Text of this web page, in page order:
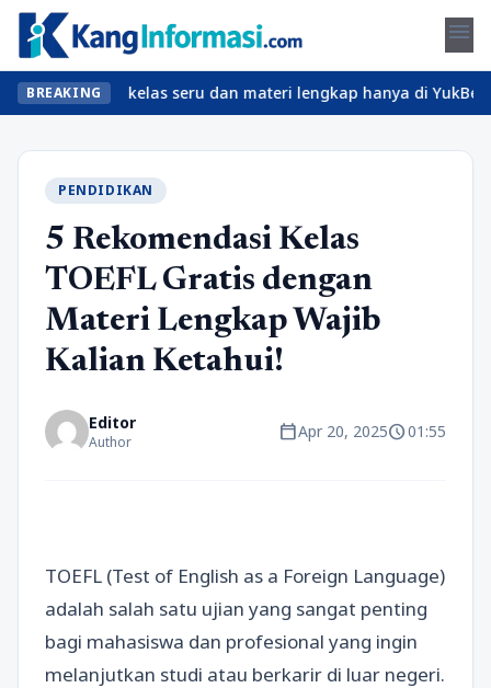
menu
BREAKINGkelas seru dan materi lengkap hanya di
PENDIDIKAN
5 Rekomendasi Kelas
TOEFL Gratis dengan
Materi Lengkap Wajib
Kalian Ketahui!
Editor
Author calendar_todayApr 20, 2025schedule01:55
TOEFL (Test of English as a Foreign Language)
adalah salah satu ujian yang sangat penting
bagi mahasiswa dan profesional yang ingin
melanjutkan studi atau berkarir di luar negeri.